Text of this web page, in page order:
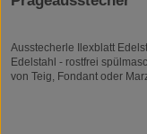
Ausstecherle Ilexblatt Edelstahl 3 cm von Städter,
Edelstahl - rostfrei
von Teig, Fondant oder